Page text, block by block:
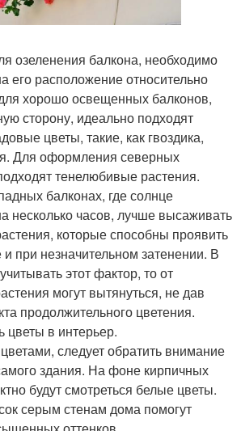
озеленения балкона, необходимо
его расположение относительно
хорошо освещенных балконов,
сторону, идеально подходят
цветы, такие, как гвоздика,
Для оформления северных
тенелюбивые растения.
балконах, где солнце
несколько часов, лучше высаживать
которые способны проявить
при незначительном затенении. В
этот фактор, то от
могут вытянуться, не дав
продолжительного цветения.
цветы в интерьер.
следует обратить внимание
здания. На фоне кирпичных
будут смотреться белые цветы.
серым стенам дома помогут